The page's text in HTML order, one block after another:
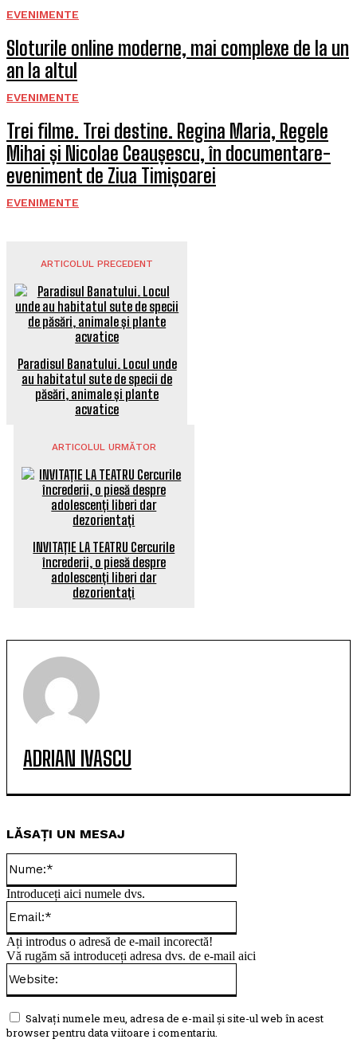
EVENIMENTE
Sloturile online moderne, mai complexe de la un
an la altul
EVENIMENTE
Trei filme. Trei destine. Regina Maria, Regele
Mihai și Nicolae Ceaușescu, în documentare-
eveniment de Ziua Timișoarei
EVENIMENTE
ARTICOLUL PRECEDENT
Paradisul Banatului. Locul unde
au habitatul sute de specii de
păsări, animale și plante
acvatice
ARTICOLUL URMĂTOR
INVITAȚIE LA TEATRU Cercurile
încrederii, o piesă despre
adolescenți liberi dar
dezorientați
ADRIAN IVASCU
LĂSAȚI UN MESAJ
Introduceți aici numele dvs.
Ați introdus o adresă de e-mail incorectă!
Vă rugăm să introduceți adresa dvs. de e-mail aici
Salvați numele meu, adresa de e-mail și site-ul web în acest
browser pentru data viitoare i comentariu.